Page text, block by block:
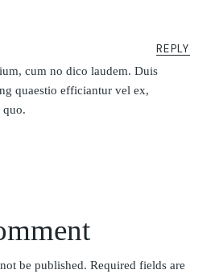
cum no dico laudem. Duis
quaestio efficiantur vel ex,
quo.
REPLY
be published. Required fields are